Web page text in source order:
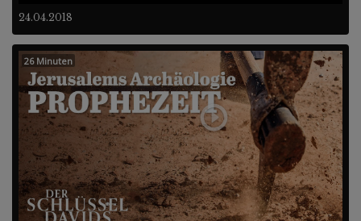
24.04.2018
26 Minuten